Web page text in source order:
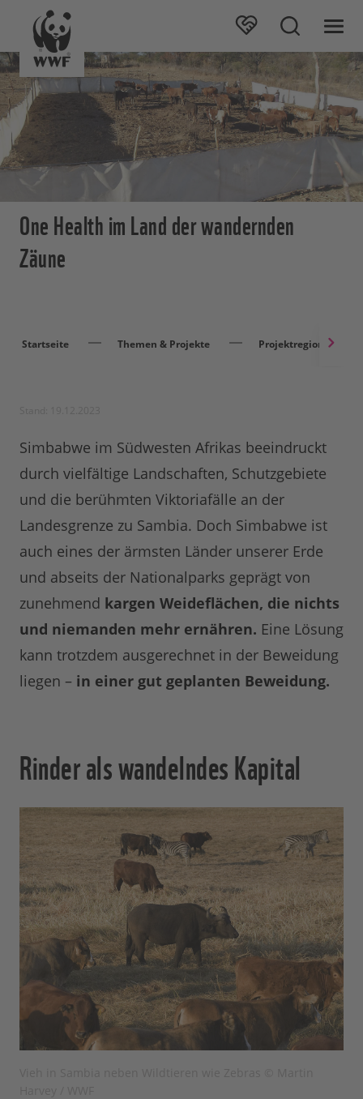
One Health im Land der wandernden
Zäune
Startseite Themen & Projekte Projektregionen
Simbabwe im Südwesten Afrikas beeindruckt
durch vielfältige Landschaften, Schutzgebiete
und die berühmten Viktoriafälle an der
Landesgrenze zu Sambia. Doch Simbabwe ist
auch eines der ärmsten Länder unserer Erde
und abseits der Nationalparks geprägt von
zunehmend kargen Weideflächen, die nichts
und niemanden mehr ernähren. Eine Lösung
kann trotzdem ausgerechnet in der Beweidung
liegen – in einer gut geplanten Beweidung.
Rinder als wandelndes Kapital